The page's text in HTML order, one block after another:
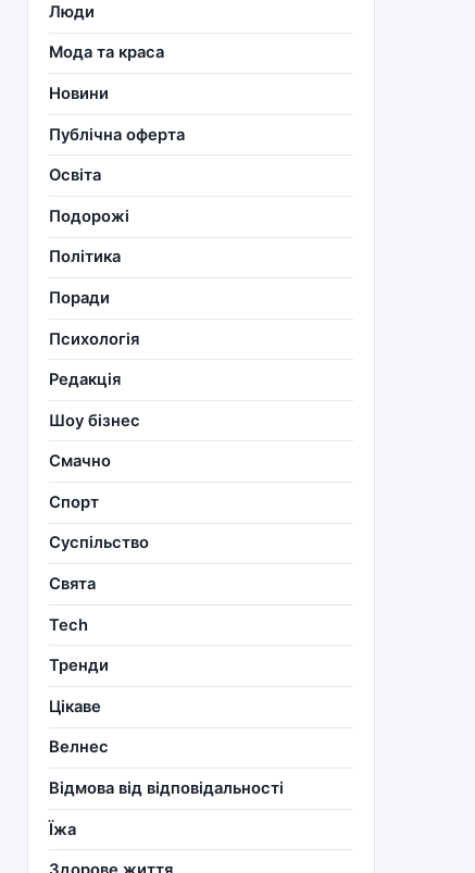
Люди
Мода та краса
Новини
Публічна оферта
Освіта
Подорожі
Політика
Поради
Психологія
Редакція
Шоу бізнес
Смачно
Спорт
Суспільство
Свята
Tech
Тренди
Цікаве
Велнес
Відмова від відповідальності
Їжа